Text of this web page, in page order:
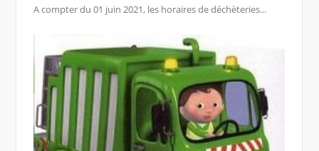
A compter du 01 juin 2021, les horaires de déchèteries...